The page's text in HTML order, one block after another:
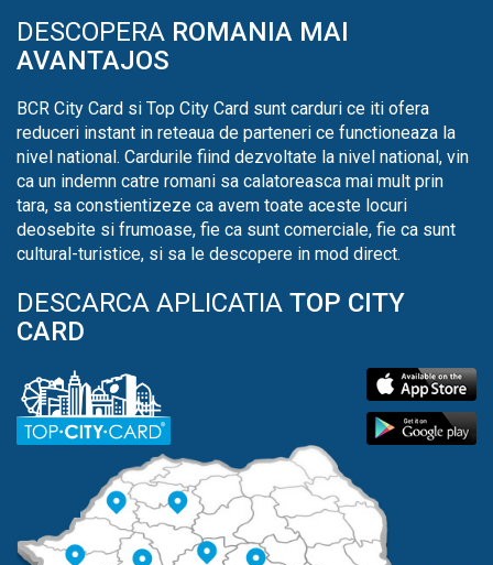
DESCOPERA ROMANIA MAI
AVANTAJOS
BCR City Card si Top City Card sunt carduri ce iti ofera
reduceri instant in reteaua de parteneri ce functioneaza la
nivel national. Cardurile fiind dezvoltate la nivel national, vin
ca un indemn catre romani sa calatoreasca mai mult prin
tara, sa constientizeze ca avem toate aceste locuri
deosebite si frumoase, fie ca sunt comerciale, fie ca sunt
cultural-turistice, si sa le descopere in mod direct.
DESCARCA APLICATIA TOP CITY
CARD